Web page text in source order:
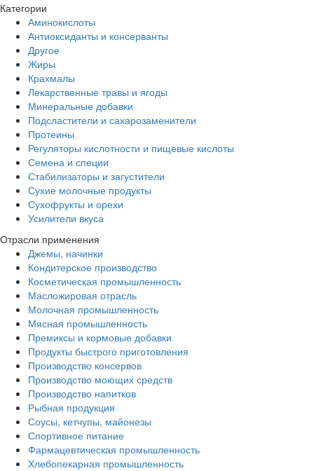
Категории
Аминокислоты
Антиоксиданты и консерванты
Другое
Жиры
Крахмалы
Лекарственные травы и ягоды
Минеральные добавки
Подсластители и сахарозаменители
Протеины
Регуляторы кислотности и пищевые кислоты
Семена и специи
Стабилизаторы и загустители
Сухие молочные продукты
Сухофрукты и орехи
Усилители вкуса
Отрасли применения
Джемы, начинки
Кондитерское производство
Косметическая промышленность
Масложировая отрасль
Молочная промышленность
Мясная промышленность
Премиксы и кормовые добавки
Продукты быстрого приготовления
Производство консервов
Производство моющих средств
Производство напитков
Рыбная продукция
Соусы, кетчупы, майонезы
Спортивное питание
Фармацевтическая промышленность
Хлебопекарная промышленность